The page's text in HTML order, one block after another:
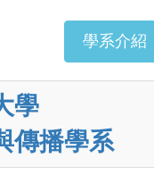
學系介紹
學
傳播學系